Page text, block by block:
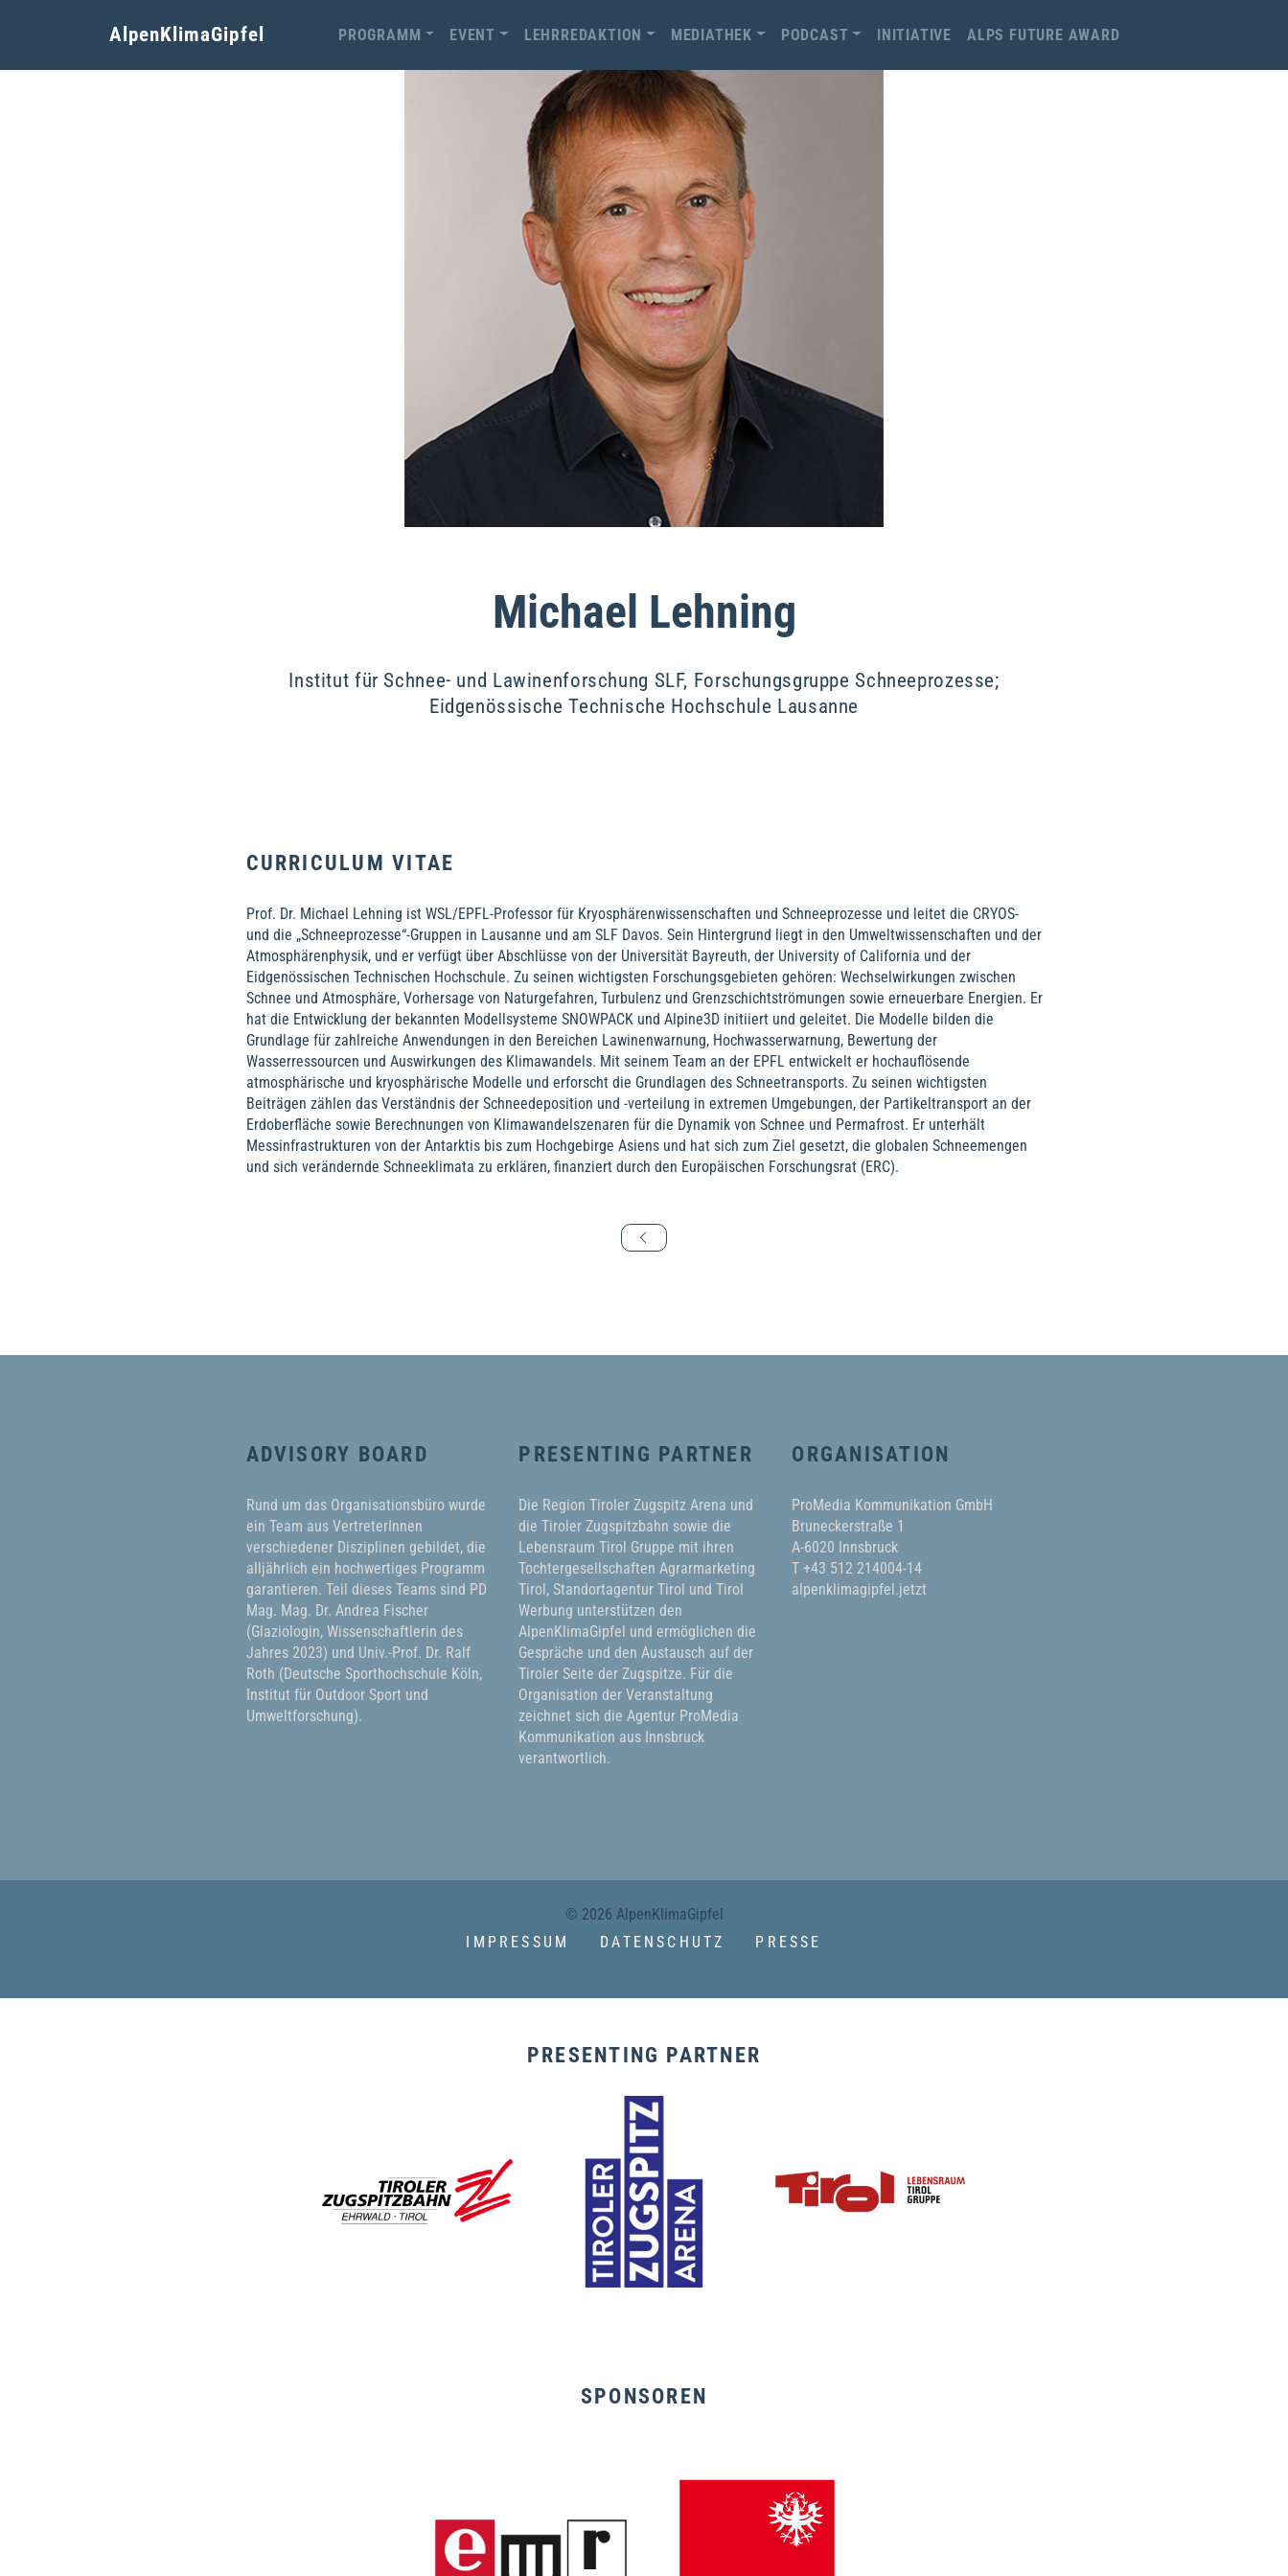
AlpenKlimaGipfel PROGRAMM EVENT LEHRREDAKTION MEDIATHEK PODCAST INITIATIVE ALPS FUTURE AWARD
Michael Lehning
Institut für Schnee- und Lawinenforschung SLF, Forschungsgruppe Schneeprozesse;
Eidgenössische Technische Hochschule Lausanne
CURRICULUM VITAE
Prof. Dr. Michael Lehning ist WSL/EPFL-Professor für Kryosphärenwissenschaften und Schneeprozesse und leitet die CRYOS-
und die „Schneeprozesse“-Gruppen in Lausanne und am SLF Davos. Sein Hintergrund liegt in den Umweltwissenschaften und der
Atmosphärenphysik, und er verfügt über Abschlüsse von der Universität Bayreuth, der University of California und der
Eidgenössischen Technischen Hochschule. Zu seinen wichtigsten Forschungsgebieten gehören: Wechselwirkungen zwischen
Schnee und Atmosphäre, Vorhersage von Naturgefahren, Turbulenz und Grenzschichtströmungen sowie erneuerbare Energien. Er
hat die Entwicklung der bekannten Modellsysteme SNOWPACK und Alpine3D initiiert und geleitet. Die Modelle bilden die
Grundlage für zahlreiche Anwendungen in den Bereichen Lawinenwarnung, Hochwasserwarnung, Bewertung der
Wasserressourcen und Auswirkungen des Klimawandels. Mit seinem Team an der EPFL entwickelt er hochauflösende
atmosphärische und kryosphärische Modelle und erforscht die Grundlagen des Schneetransports. Zu seinen wichtigsten
Beiträgen zählen das Verständnis der Schneedeposition und -verteilung in extremen Umgebungen, der Partikeltransport an der
Erdoberfläche sowie Berechnungen von Klimawandelszenaren für die Dynamik von Schnee und Permafrost. Er unterhält
Messinfrastrukturen von der Antarktis bis zum Hochgebirge Asiens und hat sich zum Ziel gesetzt, die globalen Schneemengen
und sich verändernde Schneeklimata zu erklären, finanziert durch den Europäischen Forschungsrat (ERC).
ADVISORY BOARD
Rund um das Organisationsbüro wurde
ein Team aus VertreterInnen
verschiedener Disziplinen gebildet, die
alljährlich ein hochwertiges Programm
garantieren. Teil dieses Teams sind PD
Mag. Mag. Dr. Andrea Fischer
(Glaziologin, Wissenschaftlerin des
Jahres 2023) und Univ.-Prof. Dr. Ralf
Roth (Deutsche Sporthochschule Köln,
Institut für Outdoor Sport und
Umweltforschung).
PRESENTING PARTNER
Die Region Tiroler Zugspitz Arena und
die Tiroler Zugspitzbahn sowie die
Lebensraum Tirol Gruppe mit ihren
Tochtergesellschaften Agrarmarketing
Tirol, Standortagentur Tirol und Tirol
Werbung unterstützen den
AlpenKlimaGipfel und ermöglichen die
Gespräche und den Austausch auf der
Tiroler Seite der Zugspitze. Für die
Organisation der Veranstaltung
zeichnet sich die Agentur ProMedia
Kommunikation aus Innsbruck
verantwortlich.
ORGANISATION
ProMedia Kommunikation GmbH
Bruneckerstraße 1
A-6020 Innsbruck
T +43 512 214004-14
alpenklimagipfel.jetzt
© 2026 AlpenKlimaGipfel
IMPRESSUM
DATENSCHUTZ PRESSE
PRESENTING PARTNER
SPONSOREN